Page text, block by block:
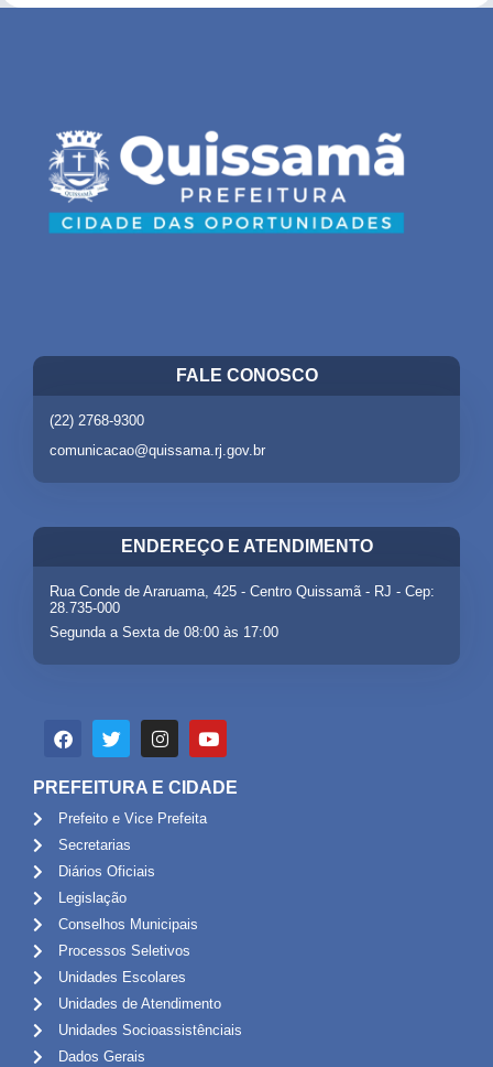
FALE CONOSCO
(22) 2768-9300
comunicacao@quissama.rj.gov.br
ENDEREÇO E ATENDIMENTO
Rua Conde de Araruama, 425 - Centro Quissamã - RJ - Cep:
28.735-000
Segunda a Sexta de 08:00 às 17:00
PREFEITURA E CIDADE
Prefeito e Vice Prefeita
Secretarias
Diários Oficiais
Legislação
Conselhos Municipais
Processos Seletivos
Unidades Escolares
Unidades de Atendimento
Unidades Socioassistênciais
Dados Gerais